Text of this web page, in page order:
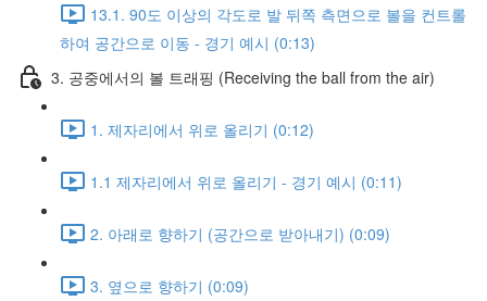
13.1. 90도 이상의 각도로 발 뒤쪽 측면으로 볼을 컨트롤
하여 공간으로 이동 - 경기 예시 (0:13)
3. 공중에서의 볼 트래핑 (Receiving the ball from the air)
1. 제자리에서 위로 올리기 (0:12)
1.1 제자리에서 위로 올리기 - 경기 예시 (0:11)
2. 아래로 향하기 (공간으로 받아내기) (0:09)
3. 옆으로 향하기 (0:09)